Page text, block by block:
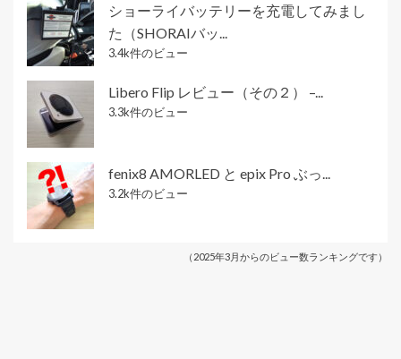
ショーライバッテリーを充電してみまし
た（SHORAIバッ...
3.4k件のビュー
Libero Flip レビュー（その２） –...
3.3k件のビュー
fenix8 AMORLED と epix Pro ぶっ...
3.2k件のビュー
（2025年3月からのビュー数ランキングです）